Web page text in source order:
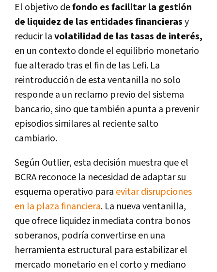
El objetivo defondo es facilitar la gestión
de liquidez de las entidades financierasy
reducir lavolatilidad de las tasas de interés,
en un contexto donde el equilibrio monetario
fue alterado tras el fin de las Lefi. La
reintroducción de esta ventanilla no solo
responde a un reclamo previo del sistema
bancario, sino que también apunta a prevenir
episodios similares al reciente salto
cambiario.
Según Outlier, esta decisión muestra que el
BCRA reconoce la necesidad de adaptar su
esquema operativo para evitar disrupciones
en la plaza financiera. La nueva ventanilla,
que ofrece liquidez inmediata contra bonos
soberanos, podría convertirse en una
herramienta estructural para estabilizar el
mercado monetario en el corto y mediano